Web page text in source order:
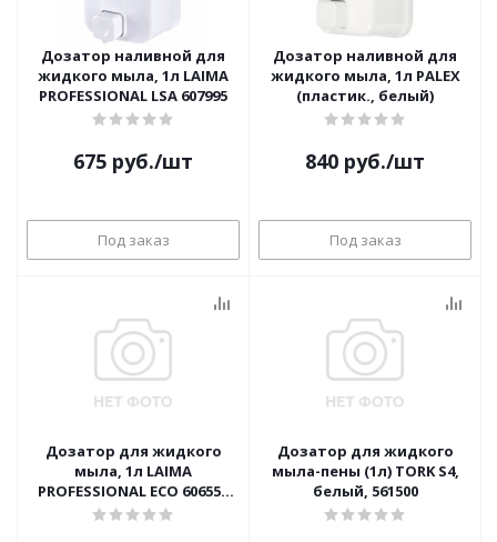
Дозатор наливной для
жидкого мыла, 1л LAIMA
PROFESSIONAL LSA 607995
675 руб./шт
Под заказ
Дозатор наливной для
жидкого мыла, 1л PALEX
(пластик., белый)
840 руб./шт
Под заказ
Дозатор для жидкого
мыла, 1л LAIMA
PROFESSIONAL ECO 606551
(наливной, белый)
Дозатор для жидкого
мыла-пены (1л) TORK S4,
белый, 561500